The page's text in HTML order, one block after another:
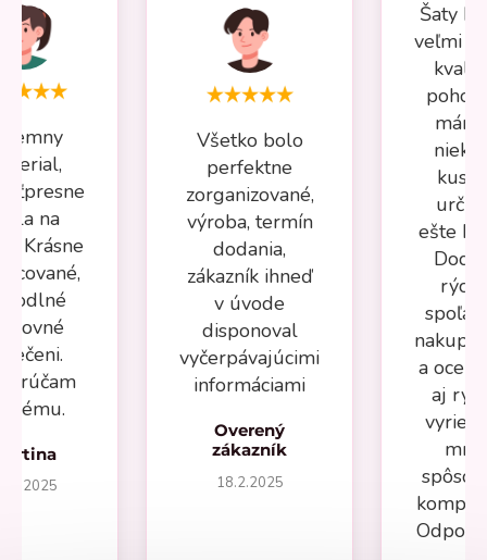
na
Krásne
Všetko bolo
perfektne
zorganizované,
výroba, termín
dodania,
zákazník ihneď
v úvode
disponoval
vyčerpávajúcimi
informáciami
Overený
zákazník
18.2.2025
Šaty
veľmi
mám
ešte
a
aj